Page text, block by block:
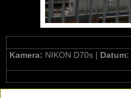
Kamera: NIKON D70s | Datum: